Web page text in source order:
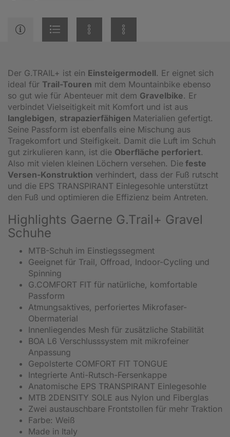
Der G.TRAIL+ ist ein Einsteigermodell. Er eignet sich
ideal für Trail-Touren mit dem Mountainbike ebenso
so gut wie für Abenteuer mit dem Gravelbike. Er
verbindet Vielseitigkeit mit Komfort und ist aus
langlebigen, strapazierfähigen Materialien gefertigt.
Seine Passform ist ebenfalls eine Mischung aus
Tragekomfort und Steifigkeit. Damit die Luft im Schuh
gut zirkulieren kann, ist die Oberfläche perforiert.
Also mit vielen kleinen Löchern versehen. Die feste
Versen-Konstruktion verhindert, dass der Fuß rutscht
und die EPS TRANSPIRANT Einlegesohle unterstützt
den Fuß und optimieren die Effizienz beim Antreten.
Highlights Gaerne G.Trail+ Gravel
Schuhe
MTB-Schuh im Einstiegssegment
Geeignet für Trail, Offroad, Indoor-Cycling und
Spinning
G.COMFORT FIT für natürliche, komfortable
Passform
Atmungsaktives, perforiertes Mikrofaser-
Obermaterial
Innenliegendes Mesh für zusätzliche Stabilität
BOA L6 Verschlusssystem mit mikrofeiner
Anpassung
Gepolsterte COMFORT FIT TONGUE
Integrierte Anti-Rutsch-Fersenkappe
Anatomische EPS TRANSPIRANT Einlegesohle
MTB 2DENSITY SOLE aus Nylon und Fiberglas
Zwei austauschbare Frontstollen für mehr Traktion
Farbe: Weiß
Made in Italy